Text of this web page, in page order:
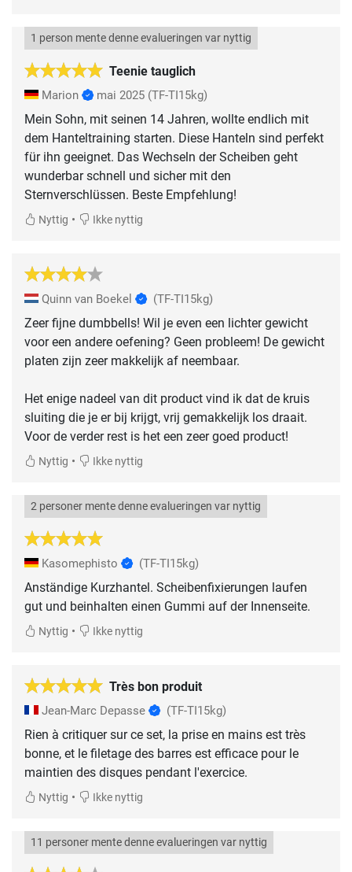
Teenie tauglich
1 person mente denne evalueringen var nyttig
Marion mai 2025 (TF-TI15kg)
Mein Sohn, mit seinen 14 Jahren, wollte endlich mit
dem Hanteltraining starten. Diese Hanteln sind perfekt
für ihn geeignet. Das Wechseln der Scheiben geht
wunderbar schnell und sicher mit den
Sternverschlüssen. Beste Empfehlung!
Nyttig • Ikke nyttig
Quinn van Boekel (TF-TI15kg)
Zeer fijne dumbbells! Wil je even een lichter gewicht
voor een andere oefening? Geen probleem! De gewicht
platen zijn zeer makkelijk af neembaar.
Het enige nadeel van dit product vind ik dat de kruis
sluiting die je er bij krijgt, vrij gemakkelijk los draait.
Voor de verder rest is het een zeer goed product!
Nyttig • Ikke nyttig
2 personer mente denne evalueringen var nyttig
Kasomephisto (TF-TI15kg)
Anständige Kurzhantel. Scheibenfixierungen laufen
gut und beinhalten einen Gummi auf der Innenseite.
Nyttig • Ikke nyttig
Très bon produit
Jean-Marc Depasse (TF-TI15kg)
Rien à critiquer sur ce set, la prise en mains est très
bonne, et le filetage des barres est efficace pour le
maintien des disques pendant l'exercice.
Nyttig • Ikke nyttig
11 personer mente denne evalueringen var nyttig